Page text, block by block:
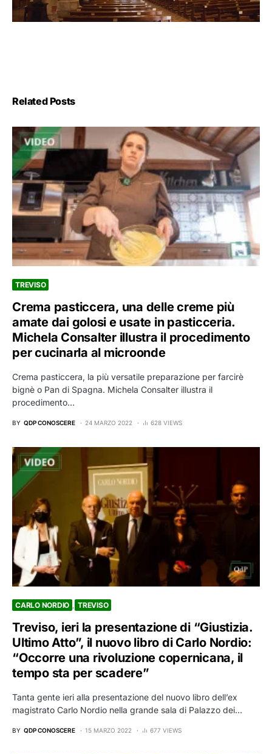
Related Posts
TREVISO
Crema pasticcera, una delle creme più
amate dai golosi e usate in pasticceria.
Michela Consalter illustra il procedimento
per cucinarla al microonde
Crema pasticcera, la più versatile preparazione per farcirè
bignè o Pan di Spagna. Michela Consalter illustra il
procedimento…
BY QDP CONOSCERE 24 MARZO 2022 628 VIEWS
CARLO NORDIO TREVISO
Treviso, ieri la presentazione di “Giustizia.
Ultimo Atto”, il nuovo libro di Carlo Nordio:
“Occorre una rivoluzione copernicana, il
tempo sta per scadere”
Tanta gente ieri alla presentazione del nuovo libro dell’ex
magistrato Carlo Nordio nella grande sala di Palazzo dei…
BY QDP CONOSCERE 15 MARZO 2022 677 VIEWS